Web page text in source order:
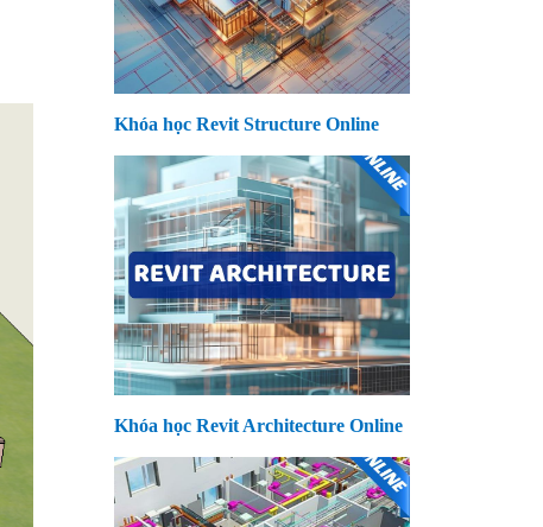
Khóa học Revit Structure Online
Khóa học Revit Architecture Online